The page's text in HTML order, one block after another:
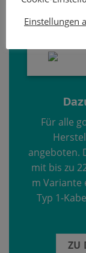
Für alle
angeboten.
mit bis zu
m Variante
Typ 1-
ZU
Einstellungen